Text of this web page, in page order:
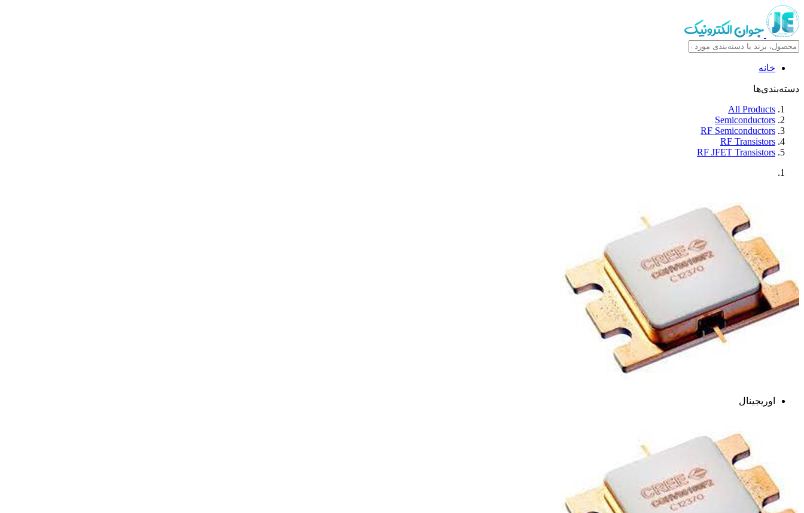
خانه
دسته‌بندی‌ها
All Products
Semiconductors
RF Semiconductors
RF Transistors
RF JFET Transistors
اوریجینال